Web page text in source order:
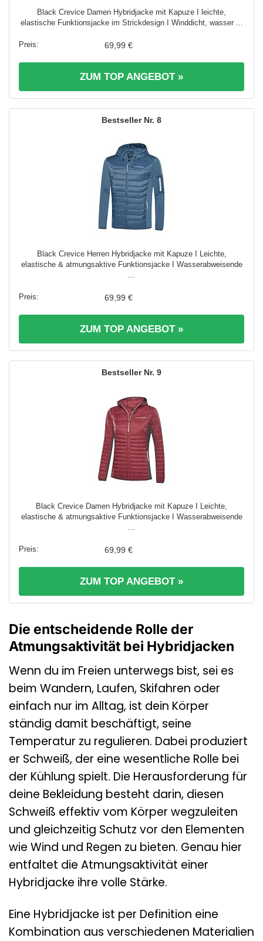
Black Crevice Damen Hybridjacke mit Kapuze I leichte,
elastische Funktionsjacke im Strickdesign I Winddicht, wasser ...
69,99 €
ZUM TOP ANGEBOT »
8
Black Crevice Herren Hybridjacke mit Kapuze I Leichte,
elastische & atmungsaktive Funktionsjacke I Wasserabweisende
...
69,99 €
ZUM TOP ANGEBOT »
9
Black Crevice Damen Hybridjacke mit Kapuze I Leichte,
elastische & atmungsaktive Funktionsjacke I Wasserabweisende
...
69,99 €
ZUM TOP ANGEBOT »
Die entscheidende Rolle der
Atmungsaktivität bei Hybridjacken
Wenn du im Freien unterwegs bist, sei es
beim Wandern, Laufen, Skifahren oder
einfach nur im Alltag, ist dein Körper
ständig damit beschäftigt, seine
Temperatur zu regulieren. Dabei produziert
er Schweiß, der eine wesentliche Rolle bei
der Kühlung spielt. Die Herausforderung für
deine Bekleidung besteht darin, diesen
Schweiß effektiv vom Körper wegzuleiten
und gleichzeitig Schutz vor den Elementen
wie Wind und Regen zu bieten. Genau hier
entfaltet die Atmungsaktivität einer
Hybridjacke ihre volle Stärke.
Eine Hybridjacke ist per Definition eine
Kombination aus verschiedenen Materialien